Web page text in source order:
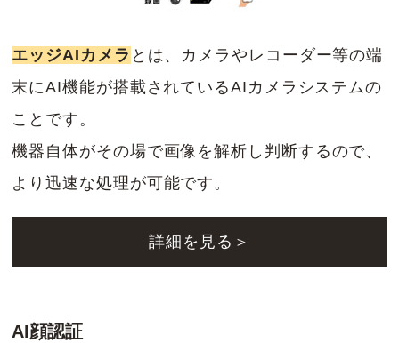
エッジAIカメラ とは、カメラやレコーダー等の端
末にAI機能が搭載されているAIカメラシステムの
ことです。
機器自体がその場で画像を解析し判断するので、
より迅速な処理が可能です。
詳細を見る＞
AI顔認証